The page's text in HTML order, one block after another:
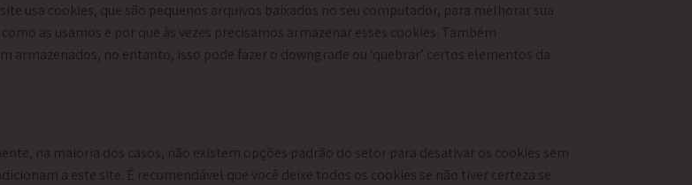
usa cookies, que são pequenos arquivos baixados no seu computador, para melhorar sua
as usamos e por que às vezes precisamos armazenar esses cookies. Também
no entanto, isso pode fazer o downgrade ou ‘quebrar’ certos elementos da
na maioria dos casos, não existem opções padrão do setor para desativar os cookies sem
a este site. É recomendável que você deixe todos os cookies se não tiver certeza se